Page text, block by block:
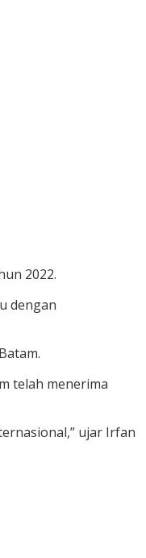
2022.
dengan
telah menerima
ujar Irfan